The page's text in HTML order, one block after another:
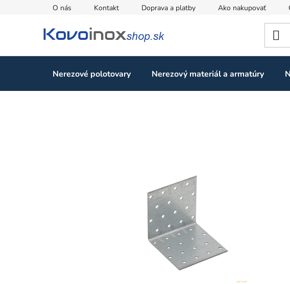
O nás Kontakt Doprava a platby Ako nakupovať
Nerezové polotovary Nerezový materiál a armatúry